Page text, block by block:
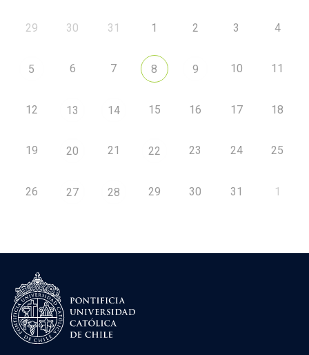
29 30 31 1 2 3 4
5 6 7 8 9 10 11
12 13 14 15 16 17 18
19 20 21 22 23 24 25
26 27 28 29 30 31 1